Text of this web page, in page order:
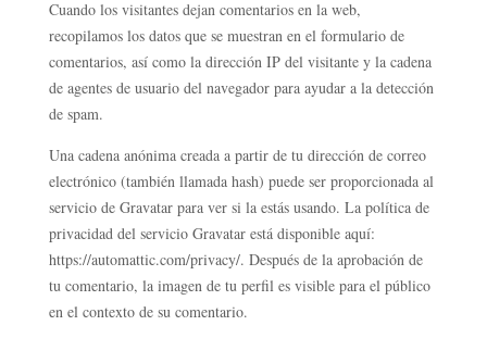
Cuando los visitantes dejan comentarios en la web,
recopilamos los datos que se muestran en el formulario de
comentarios, así como la dirección IP del visitante y la cadena
de agentes de usuario del navegador para ayudar a la detección
de spam.
Una cadena anónima creada a partir de tu dirección de correo
electrónico (también llamada hash) puede ser proporcionada al
servicio de Gravatar para ver si la estás usando. La política de
privacidad del servicio Gravatar está disponible aquí:
https://automattic.com/privacy/. Después de la aprobación de
tu comentario, la imagen de tu perfil es visible para el público
en el contexto de su comentario.